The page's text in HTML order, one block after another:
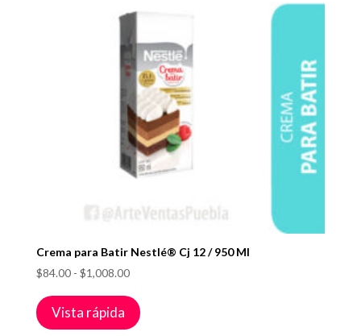
Crema para Batir Nestlé® Cj 12 / 950 Ml
$84.00 - $1,008.00Rango
precios:
desde
Vista rápida